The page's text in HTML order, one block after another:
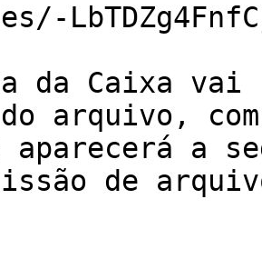
da Caixa vai
arquivo,
a